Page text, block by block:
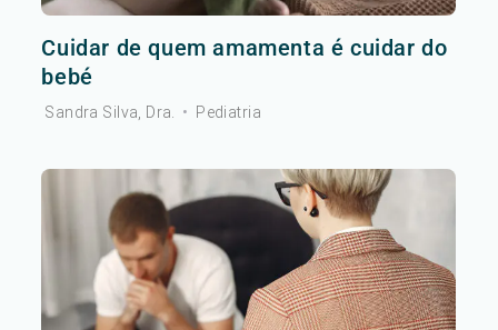
Cuidar de quem amamenta é cuidar do
bebé
Sandra Silva, Dra. • Pediatria